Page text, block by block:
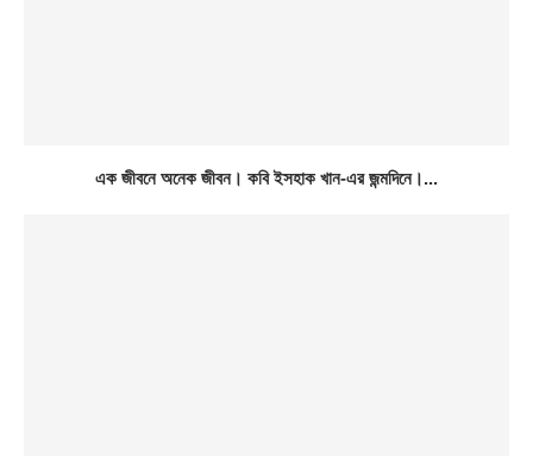
এক জীবনে অনেক জীবন। কবি ইসহাক খান-এর জন্মদিনে।...